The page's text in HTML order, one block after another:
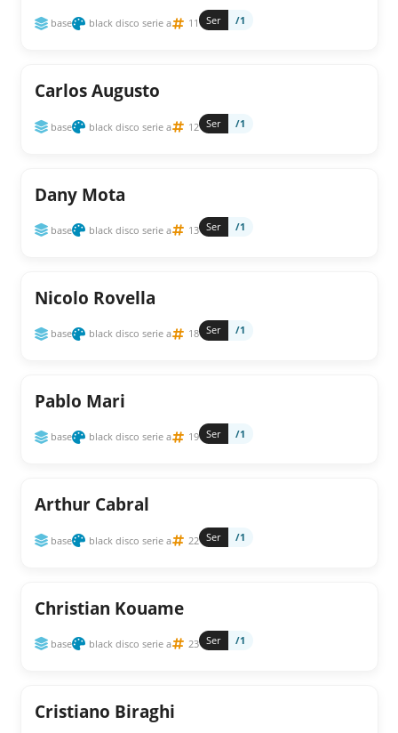
base black disco serie a 11 Ser /1
Carlos Augusto
base black disco serie a 12 Ser /1
Dany Mota
base black disco serie a 13 Ser /1
Nicolo Rovella
base black disco serie a 18 Ser /1
Pablo Mari
base black disco serie a 19 Ser /1
Arthur Cabral
base black disco serie a 22 Ser /1
Christian Kouame
base black disco serie a 23 Ser /1
Cristiano Biraghi